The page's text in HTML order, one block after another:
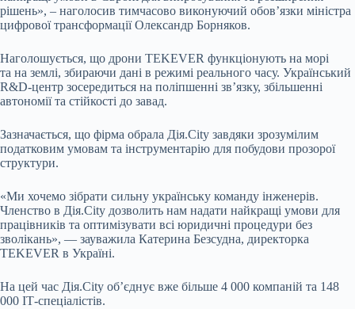
рішень», – наголосив тимчасово виконуючий обов’язки міністра
цифрової трансформації Олександр Борняков.
Наголошується, що дрони TEKEVER функціонують на морі
та на землі, збираючи дані в режимі реального часу. Український
R&D-центр зосередиться на поліпшенні зв’язку, збільшенні
автономії та стійкості до завад.
Зазначається, що фірма обрала Дія.City завдяки зрозумілим
податковим умовам та інструментарію для побудови прозорої
структури.
«Ми хочемо зібрати сильну українську команду інженерів.
Членство в Дія.City дозволить нам надати найкращі умови для
працівників та оптимізувати всі юридичні процедури без
зволікань», — зауважила Катерина Безсудна, директорка
TEKEVER в Україні.
На цей час Дія.City об’єднує вже більше 4 000 компаній та 148
000 ІТ-спеціалістів.